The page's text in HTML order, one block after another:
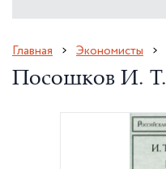
Главная Экономисты
Посошков И. Т.